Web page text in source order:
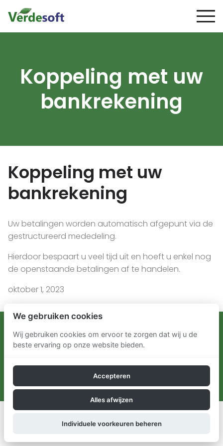
Koppeling met uw
bankrekening
Koppeling met uw
bankrekening
Uw betalingen worden automatisch afgepunt via de
gestructureerd mededeling.
Hierdoor bespaart u veel tijd uit en hoeft u enkel nog
de openstaande betalingen af te handelen.
oktober 1, 2023
Verdesoft - Holestraat 120 - 9552 Borsbeke - België -
+32 499 48 16 20 - info@verdesoft.be
Software support: support@verdesoft.be – + 32 (0)
53 78 37 62
We gebruiken cookies
Wij gebruiken cookies om ervoor te zorgen dat wij u de
beste ervaring op onze website bieden.
Accepteren
Alles afwijzen
Individuele voorkeuren beheren